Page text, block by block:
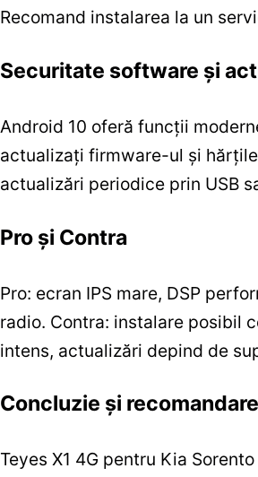
Recomand instalarea la un
Securitate software și
Android 10 oferă funcții
actualizați firmware-ul și
actualizări periodice prin USB
Pro și Contra
Pro: ecran IPS mare, DSP
radio. Contra: instalare posibil
intens, actualizări depind de
Concluzie și recomandare
Teyes X1 4G pentru Kia